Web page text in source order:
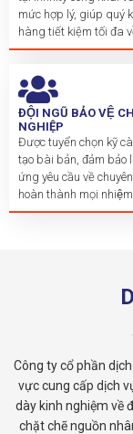
mức hợp lý, giúp quý
hàng tiết kiệm tối đa
chính.
ĐỘI NGŨ BẢO VỆ
NGHIỆP
Được tuyển chọn kỹ
tạo bài bản, đảm bảo
ứng yêu cầu về
hoàn thành mọi
hàng giao.
Công ty cổ phần
vực cung cấp dịch
dày kinh nghiệm về
chặt chẽ nguồn